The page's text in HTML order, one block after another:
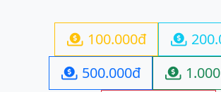
 100.000đ 
 500.000đ 